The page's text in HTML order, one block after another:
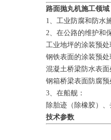
路面抛丸机施工领域
1、工业防腐和防水
2、在公路的维护和
工业地坪的涂装预
钢铁表面的涂装预处
混凝土桥梁防水表面
钢箱桥梁表面防腐预
3、在船舰：
除胎迹（除橡胶）
技术参数